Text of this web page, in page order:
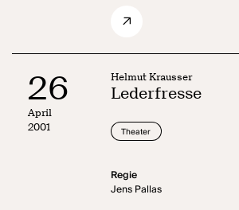
26
April
2001
Helmut Krausser
Lederfresse
Theater
Regie
Jens Pallas